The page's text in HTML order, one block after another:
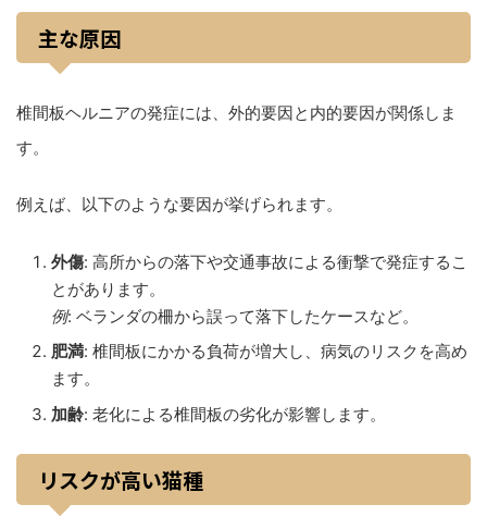
主な原因
椎間板ヘルニアの発症には、外的要因と内的要因が関係しま
す。
例えば、以下のような要因が挙げられます。
外傷: 高所からの落下や交通事故による衝撃で発症するこ
とがあります。
例: ベランダの柵から誤って落下したケースなど。
肥満: 椎間板にかかる負荷が増大し、病気のリスクを高め
ます。
加齢: 老化による椎間板の劣化が影響します。
リスクが高い猫種